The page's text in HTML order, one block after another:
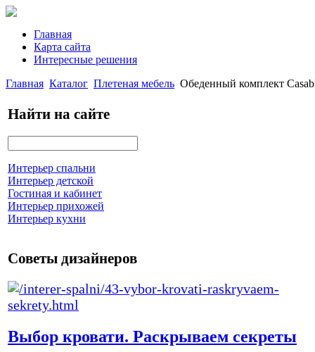
Главная
Карта сайта
Интересные решения
Главная Каталог Плетеная мебель Обеденный комплект
Найти на сайте
Интерьер спальни
Интерьер детской
Гостиная и кабинет
Интерьер прихожей
Интерьер кухни
Советы дизайнеров
Выбор кровати. Раскрываем секреты